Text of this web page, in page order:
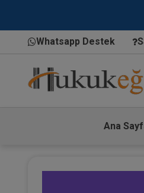
Whatsapp Destek
Ana